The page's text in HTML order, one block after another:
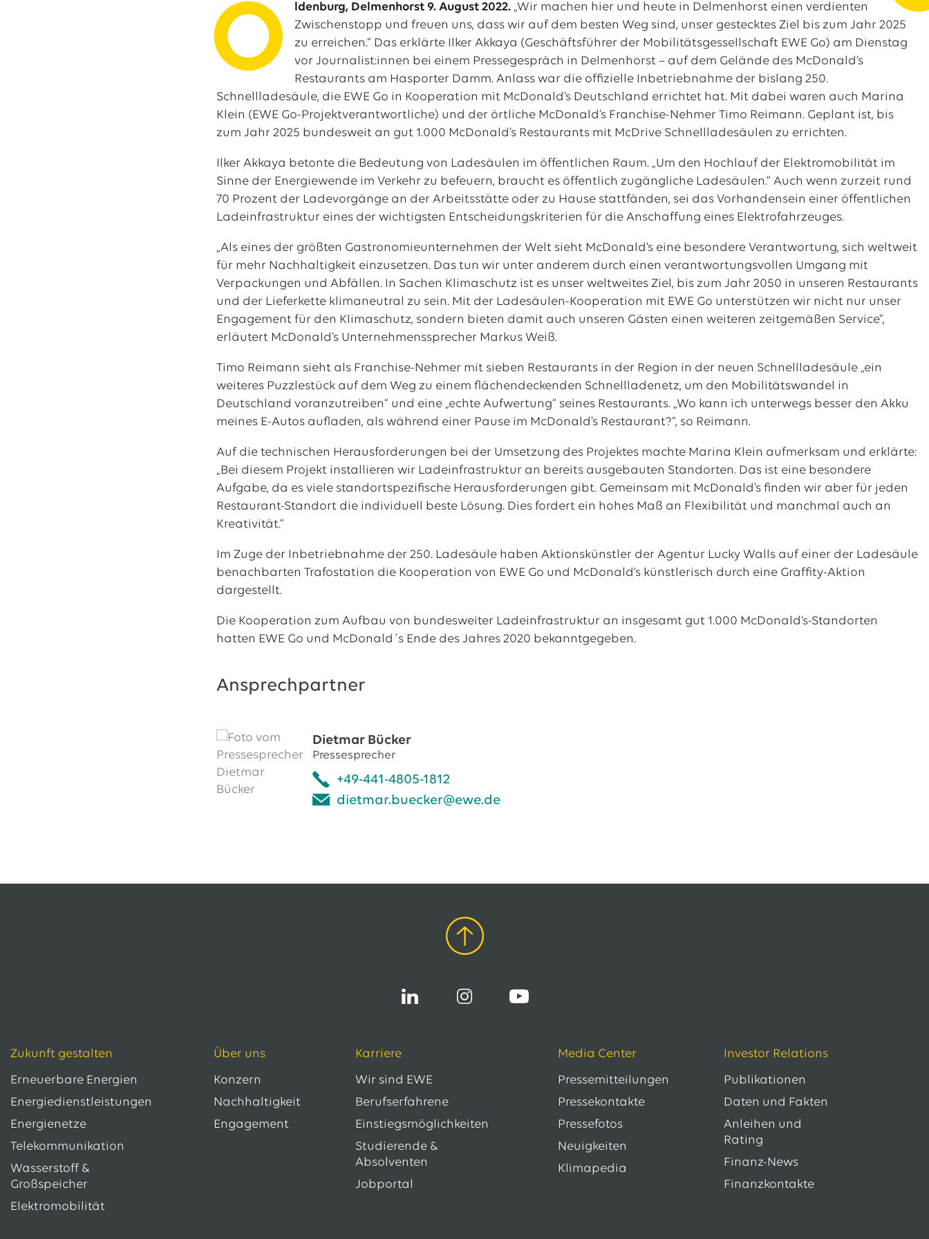
O ldenburg, Delmenhorst 9. August 2022. „Wir machen hier und heute in Delmenhorst einen verdienten
Zwischenstopp und freuen uns, dass wir auf dem besten Weg sind, unser gestecktes Ziel bis zum Jahr 2025
zu erreichen.“ Das erklärte Ilker Akkaya (Geschäftsführer der Mobilitätsgessellschaft EWE Go) am Dienstag
vor Journalist:innen bei einem Pressegespräch in Delmenhorst – auf dem Gelände des McDonald‘s
Restaurants am Hasporter Damm. Anlass war die offizielle Inbetriebnahme der bislang 250.
Schnellladesäule, die EWE Go in Kooperation mit McDonald‘s Deutschland errichtet hat. Mit dabei waren auch Marina
Klein (EWE Go-Projektverantwortliche) und der örtliche McDonald’s Franchise-Nehmer Timo Reimann. Geplant ist, bis
zum Jahr 2025 bundesweit an gut 1.000 McDonald’s Restaurants mit McDrive Schnellladesäulen zu errichten.
Ilker Akkaya betonte die Bedeutung von Ladesäulen im öffentlichen Raum. „Um den Hochlauf der Elektromobilität im
Sinne der Energiewende im Verkehr zu befeuern, braucht es öffentlich zugängliche Ladesäulen.“ Auch wenn zurzeit rund
70 Prozent der Ladevorgänge an der Arbeitsstätte oder zu Hause stattfänden, sei das Vorhandensein einer öffentlichen
Ladeinfrastruktur eines der wichtigsten Entscheidungskriterien für die Anschaffung eines Elektrofahrzeuges.
„Als eines der größten Gastronomieunternehmen der Welt sieht McDonald‘s eine besondere Verantwortung, sich weltweit
für mehr Nachhaltigkeit einzusetzen. Das tun wir unter anderem durch einen verantwortungsvollen Umgang mit
Verpackungen und Abfällen. In Sachen Klimaschutz ist es unser weltweites Ziel, bis zum Jahr 2050 in unseren Restaurants
und der Lieferkette klimaneutral zu sein. Mit der Ladesäulen-Kooperation mit EWE Go unterstützen wir nicht nur unser
Engagement für den Klimaschutz, sondern bieten damit auch unseren Gästen einen weiteren zeitgemäßen Service“,
erläutert McDonald’s Unternehmenssprecher Markus Weiß.
Timo Reimann sieht als Franchise-Nehmer mit sieben Restaurants in der Region in der neuen Schnellladesäule „ein
weiteres Puzzlestück auf dem Weg zu einem flächendeckenden Schnellladenetz, um den Mobilitätswandel in
Deutschland voranzutreiben“ und eine „echte Aufwertung“ seines Restaurants. „Wo kann ich unterwegs besser den Akku
meines E-Autos aufladen, als während einer Pause im McDonald’s Restaurant?“, so Reimann.
Auf die technischen Herausforderungen bei der Umsetzung des Projektes machte Marina Klein aufmerksam und erklärte:
„Bei diesem Projekt installieren wir Ladeinfrastruktur an bereits ausgebauten Standorten. Das ist eine besondere
Aufgabe, da es viele standortspezifische Herausforderungen gibt. Gemeinsam mit McDonald’s finden wir aber für jeden
Restaurant-Standort die individuell beste Lösung. Dies fordert ein hohes Maß an Flexibilität und manchmal auch an
Kreativität.“
Im Zuge der Inbetriebnahme der 250. Ladesäule haben Aktionskünstler der Agentur Lucky Walls auf einer der Ladesäule
benachbarten Trafostation die Kooperation von EWE Go und McDonald‘s künstlerisch durch eine Graffity-Aktion
dargestellt.
Die Kooperation zum Aufbau von bundesweiter Ladeinfrastruktur an insgesamt gut 1.000 McDonald‘s-Standorten
hatten EWE Go und McDonald´s Ende des Jahres 2020 bekanntgegeben.
Ansprechpartner
Dietmar Bücker
Pressesprecher
+49-441-4805-1812
dietmar.buecker@ewe.de
Zukunft gestalten
Erneuerbare Energien
Energiedienstleistungen
Energienetze
Telekommunikation
Wasserstoff &
Großspeicher
Elektromobilität
Über uns
Konzern
Nachhaltigkeit
Engagement
Karriere
Wir sind EWE
Berufserfahrene
Einstiegsmöglichkeiten
Studierende &
Absolventen
Jobportal
Media Center
Pressemitteilungen
Pressekontakte
Pressefotos
Neuigkeiten
Klimapedia
Investor Relations
Publikationen
Daten und Fakten
Anleihen und
Rating
Finanz-News
Finanzkontakte
Das EWE-Jobportal
Unsere neuesten Stellenangebote